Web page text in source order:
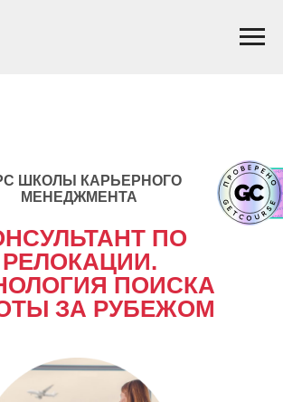
ПО
РЕЛОКАЦИИ.
ПОИСКА
ЗА РУБЕЖОМ
ШКОЛЫ КАРЬЕРНОГО
МЕНЕДЖМЕНТА